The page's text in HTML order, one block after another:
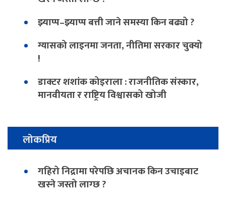
झ्याप्प–झ्याप्प बत्ती जाने समस्या किन बढ्यो ?
ग्यासको लाइनमा जनता, नीतिमा सरकार चुक्यो
!
डाक्टर शशांक कोइराला : राजनीतिक संस्कार,
मानवीयता र राष्ट्रिय विश्वासको खोजी
लोकप्रिय
गहिरो निद्रामा परेपछि अचानक किन उचाइबाट
खस्ने जस्तो लाग्छ ?